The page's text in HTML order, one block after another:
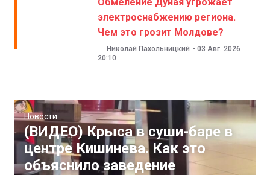
электроснабжению региона.
Чем это грозит Молдове?
Николай Пахольницкий - 03 Авг. 2026
20:10
Новости
(ВИДЕО) Крыса в суши-баре в
центре Кишинева. Как это
объяснило заведение